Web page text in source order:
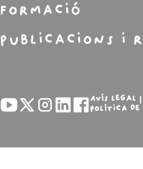
Formació
Publicacions i
Avís legal
Política de